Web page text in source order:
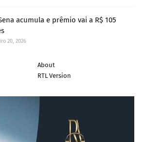
acumula e prêmio vai a R$ 105
20, 2026
About
RTL Version